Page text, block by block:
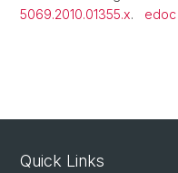
5069.2010.01355.x. edoc
Quick Links